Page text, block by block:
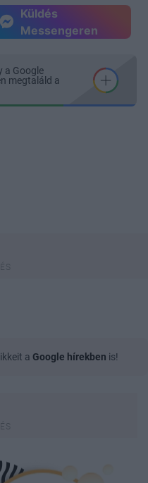
Küldés
Messengeren
a Google
megtaláld a
a Google hírekben is!